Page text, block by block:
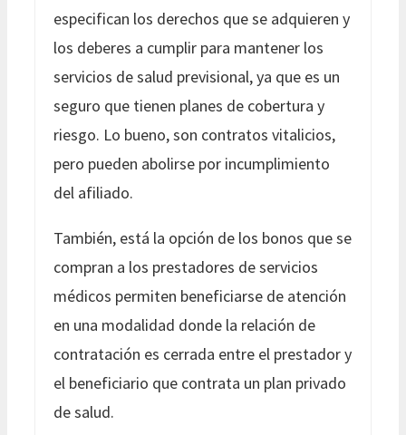
especifican los derechos que se adquieren y
los deberes a cumplir para mantener los
servicios de salud previsional, ya que es un
seguro que tienen planes de cobertura y
riesgo. Lo bueno, son contratos vitalicios,
pero pueden abolirse por incumplimiento
del afiliado.
También, está la opción de los bonos que se
compran a los prestadores de servicios
médicos permiten beneficiarse de atención
en una modalidad donde la relación de
contratación es cerrada entre el prestador y
el beneficiario que contrata un plan privado
de salud.